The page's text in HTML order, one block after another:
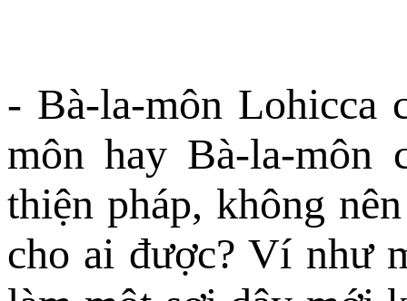
- Bà-la-môn Lohicca
môn hay Bà-la-môn
thiện pháp, không
cho ai được? Ví như